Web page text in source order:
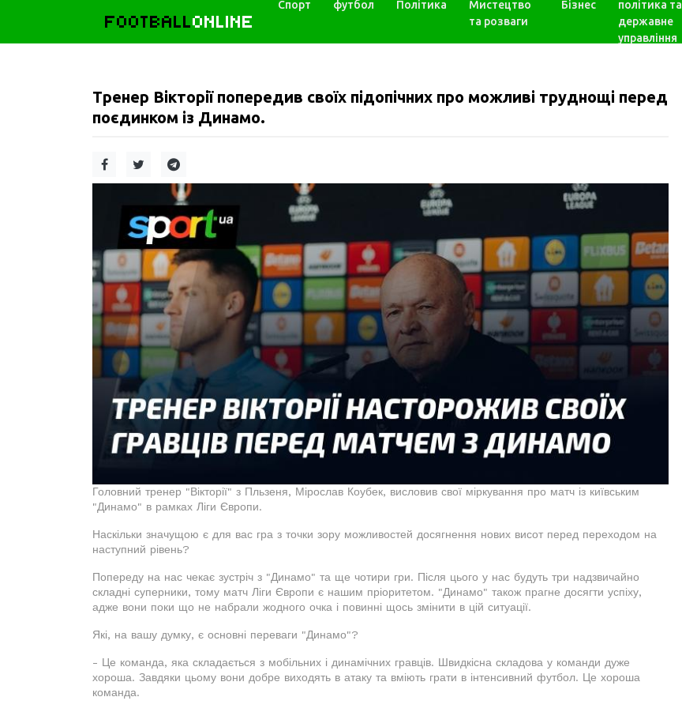
FOOTBALLONLINE
Спорт футбол Політика
Мистецтво
та розваги
Бізнес
політика та
державне
управління
Тренер Вікторії попередив своїх підопічних про можливі труднощі перед
поєдинком із Динамо.
Головний тренер "Вікторії" з Пльзеня, Мірослав Коубек, висловив свої міркування про матч із київським
"Динамо" в рамках Ліги Європи.
Наскільки значущою є для вас гра з точки зору можливостей досягнення нових висот перед переходом на
наступний рівень?
Попереду на нас чекає зустріч з "Динамо" та ще чотири гри. Після цього у нас будуть три надзвичайно
складні суперники, тому матч Ліги Європи є нашим пріоритетом. "Динамо" також прагне досягти успіху,
адже вони поки що не набрали жодного очка і повинні щось змінити в цій ситуації.
Які, на вашу думку, є основні переваги "Динамо"?
- Це команда, яка складається з мобільних і динамічних гравців. Швидкісна складова у команди дуже
хороша. Завдяки цьому вони добре виходять в атаку та вміють грати в інтенсивний футбол. Це хороша
команда.